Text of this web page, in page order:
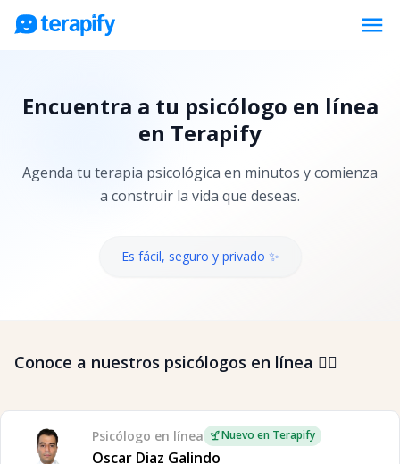
menu
Precios
Empresas
Preguntas frecuentes
Encuentra a tu psicólogo en línea
en Terapify
Agenda tu terapia psicológica en minutos y comienza
a construir la vida que deseas.
Es fácil, seguro y privado ✨
Conoce a nuestros psicólogos en línea 👇🏼
Psicólogo en línea Nuevo en Terapify
Oscar Diaz Galindo